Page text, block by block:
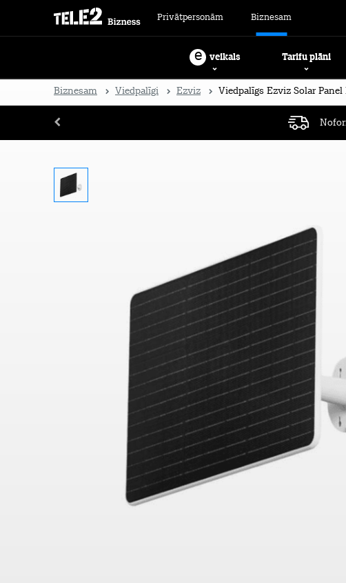
Privātpersonām Biznesam
e veikals Tarifu plāni
Biznesam Viedpalīgi Ezviz Viedpalīgs Ezviz Solar Panel